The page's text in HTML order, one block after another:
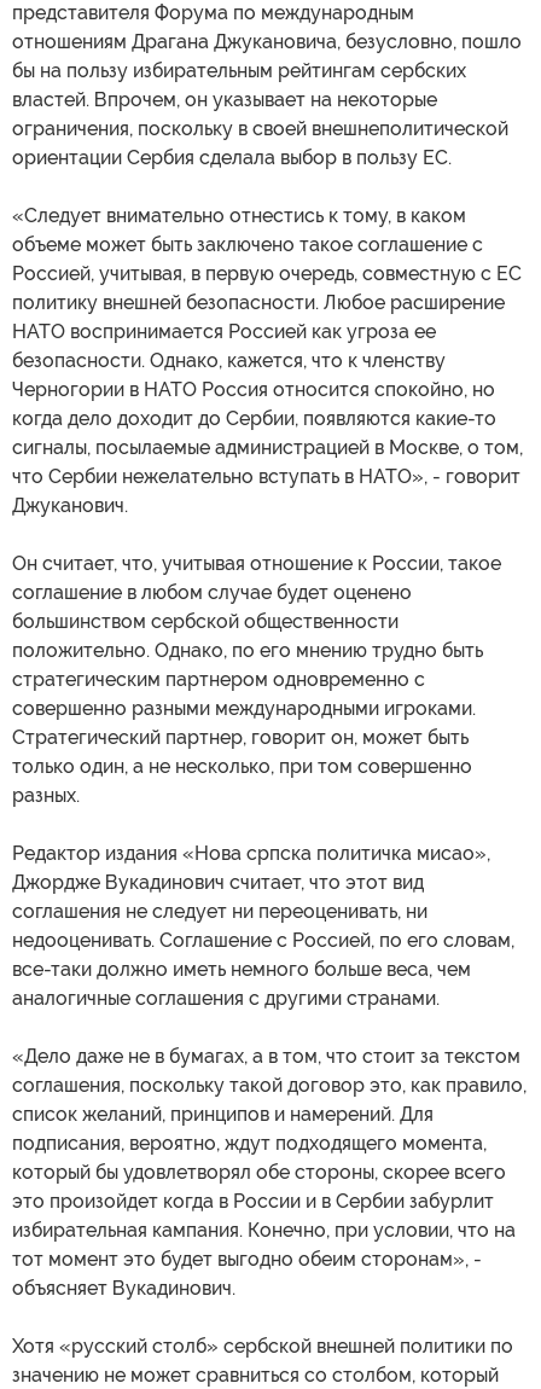
представителя Форума по международным
отношениям Драгана Джукановича, безусловно, пошло
бы на пользу избирательным рейтингам сербских
властей. Впрочем, он указывает на некоторые
ограничения, поскольку в своей внешнеполитической
ориентации Сербия сделала выбор в пользу ЕС.
«Следует внимательно отнестись к тому, в каком
объеме может быть заключено такое соглашение с
Россией, учитывая, в первую очередь, совместную с ЕС
политику внешней безопасности. Любое расширение
НАТО воспринимается Россией как угроза ее
безопасности. Однако, кажется, что к членству
Черногории в НАТО Россия относится спокойно, но
когда дело доходит до Сербии, появляются какие-то
сигналы, посылаемые администрацией в Москве, о том,
что Сербии нежелательно вступать в НАТО», - говорит
Джуканович.
Он считает, что, учитывая отношение к России, такое
соглашение в любом случае будет оценено
большинством сербской общественности
положительно. Однако, по его мнению трудно быть
стратегическим партнером одновременно с
совершенно разными международными игроками.
Стратегический партнер, говорит он, может быть
только один, а не несколько, при том совершенно
разных.
Редактор издания «Нова српска политичка мисао»,
Джордже Вукадинович считает, что этот вид
соглашения не следует ни переоценивать, ни
недооценивать. Соглашение с Россией, по его словам,
все-таки должно иметь немного больше веса, чем
аналогичные соглашения с другими странами.
«Дело даже не в бумагах, а в том, что стоит за текстом
соглашения, поскольку такой договор это, как правило,
список желаний, принципов и намерений. Для
подписания, вероятно, ждут подходящего момента,
который бы удовлетворял обе стороны, скорее всего
это произойдет когда в России и в Сербии забурлит
избирательная кампания. Конечно, при условии, что на
тот момент это будет выгодно обеим сторонам», -
объясняет Вукадинович.
Хотя «русский столб» сербской внешней политики по
значению не может сравниться со столбом, который